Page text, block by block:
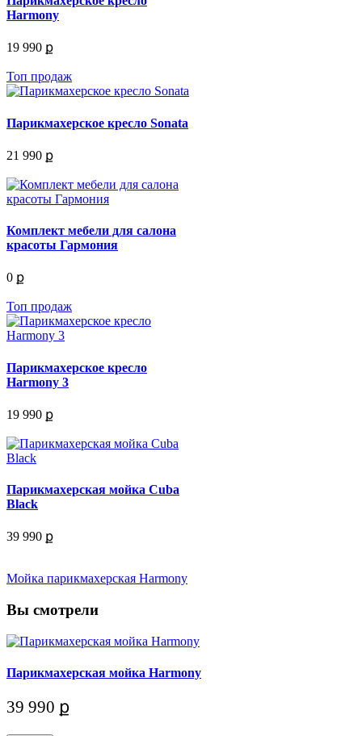
Harmony
19 990 ք
Топ продаж
Парикмахерское кресло Sonata
21 990 ք
Комплект мебели для салона
красоты Гармония
0 ք
Топ продаж
Парикмахерское кресло
Harmony 3
19 990 ք
Парикмахерская мойка Cuba
Black
39 990 ք
Мойка парикмахерская Harmony
Вы смотрели
Парикмахерская мойка Harmony
39 990 ք